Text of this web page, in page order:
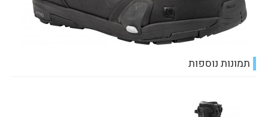
תמונות נוספות